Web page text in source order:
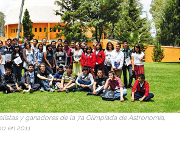
y ganadores de la 7a Olimpiada de Astronomía,
en 2011